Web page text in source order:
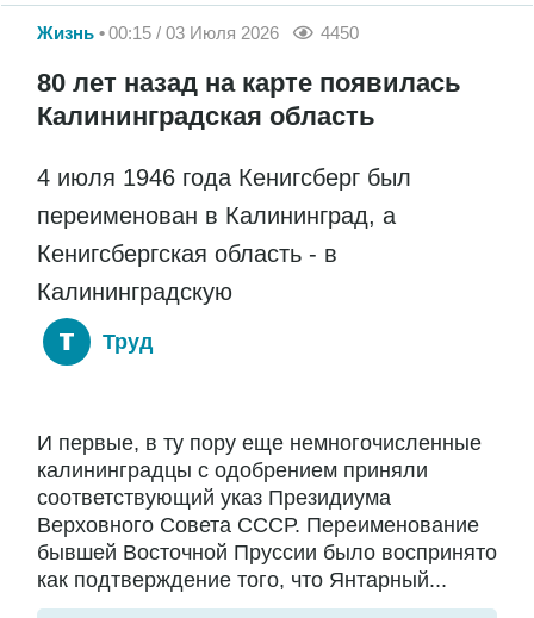
Жизнь 00:15 / 03 Июля 2026 4450
80 лет назад на карте появилась
Калининградская область
4 июля 1946 года Кенигсберг был
переименован в Калининград, а
Кенигсбергская область - в
Калининградскую
Труд
И первые, в ту пору еще немногочисленные
калининградцы с одобрением приняли
соответствующий указ Президиума
Верховного Совета СССР. Переименование
бывшей Восточной Пруссии было воспринято
как подтверждение того, что Янтарный...